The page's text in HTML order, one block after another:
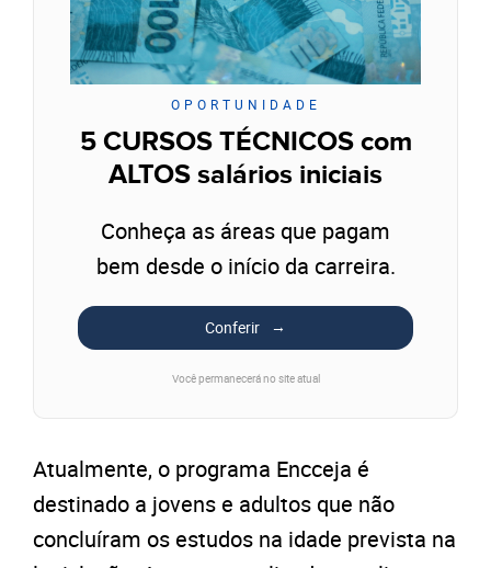
OPORTUNIDADE
5 CURSOS TÉCNICOS com
ALTOS salários iniciais
Conheça as áreas que pagam
bem desde o início da carreira.
Conferir
Você permanecerá no site atual
Atualmente, o programa Encceja é
destinado a jovens e adultos que não
concluíram os estudos na idade prevista na